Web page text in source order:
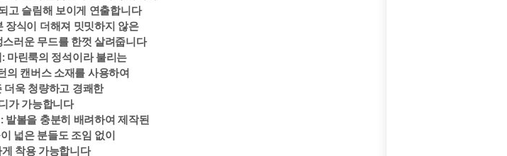
고 슬림해 보이게 연출합니다
장식이 더해져 밋밋하지 않은
러운 무드를 한껏 살려줍니다
마린룩의 정석이라 불리는
의 캔버스 소재를 사용하여
더욱 청량하고 경쾌한
가 가능합니다
발볼을 충분히 배려하여 제작된
넓은 분들도 조임 없이
착용 가능합니다